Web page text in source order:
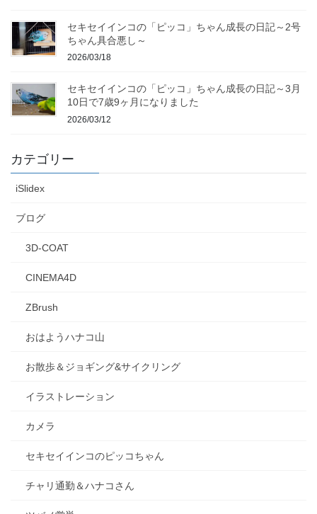
セキセイインコの「ピッコ」ちゃん成長の日記～2号
ちゃん具合悪し～
2026/03/18
セキセイインコの「ピッコ」ちゃん成長の日記～3月
10日で7歳9ヶ月になりました
2026/03/12
カテゴリー
iSlidex
ブログ
3D-COAT
CINEMA4D
ZBrush
おはようハナコ山
お散歩＆ジョギング&サイクリング
イラストレーション
カメラ
セキセイインコのピッコちゃん
チャリ通勤＆ハナコさん